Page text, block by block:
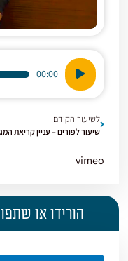
נגן
אודיו
00:00
לשיעור הקודם
vimeo
הורידו או שתפו